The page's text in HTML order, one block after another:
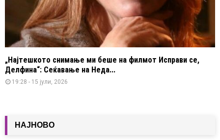
„Најтешкото снимање ми беше на филмот Исправи се,
Делфина“: Сеќавање на Неда...
19:28 - 15 јули, 2026
НАЈНОВО